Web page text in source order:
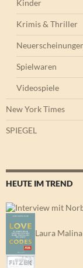
Kinder
Krimis & Thriller
Spielwaren
Videospiele
New York Times
SPIEGEL
HEUTE IM TREND
Laura